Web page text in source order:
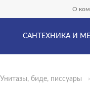
О
САНТЕХНИКА И
Унитазы, биде, писсуары